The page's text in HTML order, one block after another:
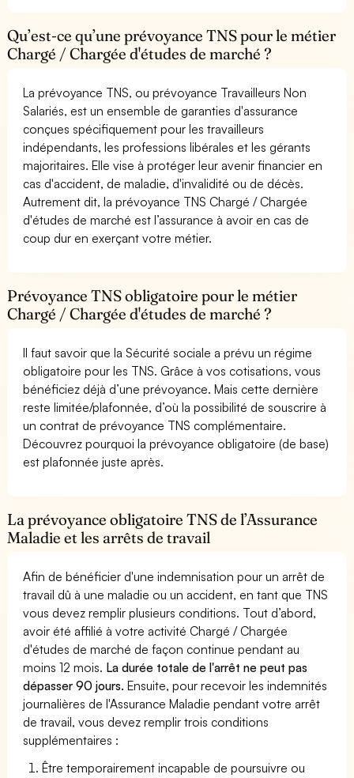
Qu’est-ce qu’une prévoyance TNS pour le métier
Chargé / Chargée d'études de marché ?
La prévoyance TNS, ou prévoyance Travailleurs Non
Salariés, est un ensemble de garanties d'assurance
conçues spécifiquement pour les travailleurs
indépendants, les professions libérales et les gérants
majoritaires. Elle vise à protéger leur avenir financier en
cas d'accident, de maladie, d'invalidité ou de décès.
Autrement dit, la prévoyance TNS Chargé / Chargée
d'études de marché est l’assurance à avoir en cas de
coup dur en exerçant votre métier.
Prévoyance TNS obligatoire pour le métier
Chargé / Chargée d'études de marché ?
Il faut savoir que la Sécurité sociale a prévu un régime
obligatoire pour les TNS. Grâce à vos cotisations, vous
bénéficiez déjà d’une prévoyance. Mais cette dernière
reste limitée/plafonnée, d’où la possibilité de souscrire à
un contrat de prévoyance TNS complémentaire.
Découvrez pourquoi la prévoyance obligatoire (de base)
est plafonnée juste après.
La prévoyance obligatoire TNS de l’Assurance
Maladie et les arrêts de travail
Afin de bénéficier d'une indemnisation pour un arrêt de
travail dû à une maladie ou un accident, en tant que TNS
vous devez remplir plusieurs conditions. Tout d’abord,
avoir été affilié à votre activité Chargé / Chargée
d'études de marché de façon continue pendant au
moins 12 mois. La durée totale de l'arrêt ne peut pas
dépasser 90 jours. Ensuite, pour recevoir les indemnités
journalières de l'Assurance Maladie pendant votre arrêt
de travail, vous devez remplir trois conditions
supplémentaires :
Être temporairement incapable de poursuivre ou